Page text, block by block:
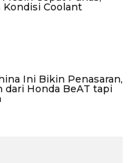
Coolant
Ini Bikin Penasaran,
dari Honda BeAT tapi